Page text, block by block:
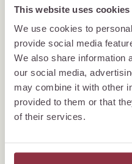
This website uses cookies
We use cookies to
provide social media
We also share information
our social media,
may combine it with other
provided to them or that
of their services.